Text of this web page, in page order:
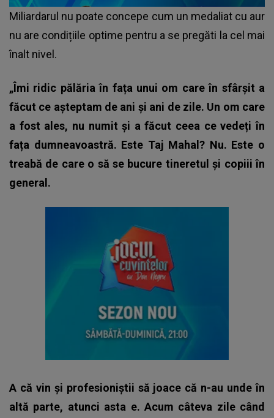
Miliardarul nu poate concepe cum un medaliat cu aur
nu are condițiile optime pentru a se pregăti la cel mai
înalt nivel.
„Îmi ridic pălăria în fața unui om care în sfârșit a
făcut ce așteptam de ani și ani de zile. Un om care
a fost ales, nu numit și a făcut ceea ce vedeți în
fața dumneavoastră. Este Taj Mahal? Nu. Este o
treabă de care o să se bucure tineretul și copiii în
general.
A că vin și profesioniștii să joace că n-au unde în
altă parte, atunci asta e. Acum câteva zile când